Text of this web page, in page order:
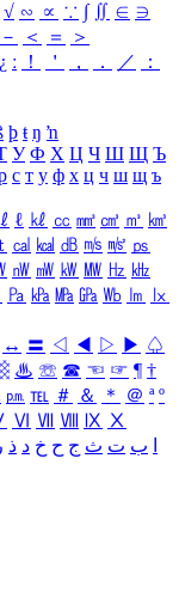
√ ∽ ∝ ∵ ∫ ∬ ∈ ∋
－ ＜ ＝
＞
¿ ː ！ ＇ ， ． ／
：
þ ŧ ŋ ŉ
У Ф Х Ц Ч Ш Щ Ъ
с т у ф х ц ч ш щ ъ
ℓ ㎘ ㏄ ㎣ ㎤ ㎥ ㎦
㎈ ㎉ ㏈ ㎧ ㎨ ㎰
㎻ ㎽ ㎾ ㎿ ㎐ ㎑
㎩ ㎪ ㎫ ㎬ ㏝ ㏐
㏓
↔ 〓 ◁ ◀ ▷ ▶ ♤
♨ ☏ ☎ ☜ ☞ ¶ †
㏘ ℡ ＃ ＆ ＊ ＠ ª º
Ⅵ Ⅶ Ⅷ Ⅸ Ⅹ
ب ت ث ج ح خ د ذ ر